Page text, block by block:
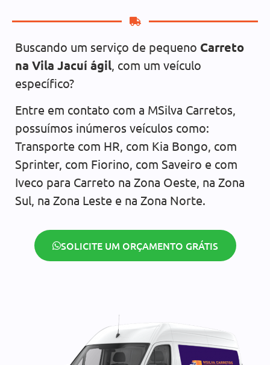
Buscando um serviço de pequeno Carreto
na Vila Jacuí ágil , com um veículo
específico?
Entre em contato com a MSilva Carretos,
possuímos inúmeros veículos como:
Transporte com HR, com Kia Bongo, com
Sprinter, com Fiorino, com Saveiro e com
Iveco para Carreto na Zona Oeste, na Zona
Sul, na Zona Leste e na Zona Norte.
SOLICITE UM ORÇAMENTO GRÁTIS